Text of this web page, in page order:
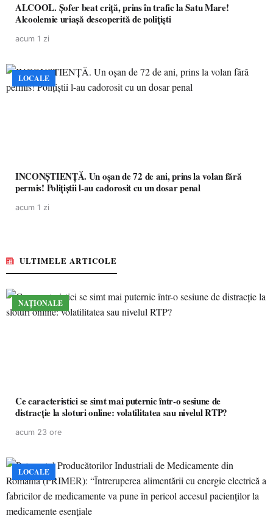
ALCOOL. Șofer beat criță, prins în trafic la Satu Mare!
Alcoolemie uriașă descoperită de polițiști
acum 1 zi
LOCALE
INCONȘTIENȚĂ. Un oșan de 72 de ani, prins la volan fără
permis! Polițiștii l-au cadorosit cu un dosar penal
acum 1 zi
ULTIMELE ARTICOLE
NAȚIONALE
Ce caracteristici se simt mai puternic într-o sesiune de
distracție la sloturi online: volatilitatea sau nivelul RTP?
acum 23 ore
LOCALE